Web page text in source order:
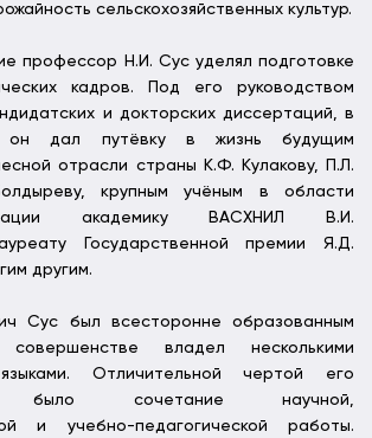
сельскохозяйственных культур.
профессор Н.И. Сус уделял подготовке
кадров. Под его руководством
и докторских диссертаций, в
он дал путёвку в жизнь будущим
отрасли страны К.Ф. Кулакову, П.Л.
крупным учёным в области
академику ВАСХНИЛ В.И.
Государственной премии Я.Д.
другим.
Сус был всесторонне образованным
владел несколькими
Отличительной чертой его
было сочетание научной,
и учебно-педагогической работы.